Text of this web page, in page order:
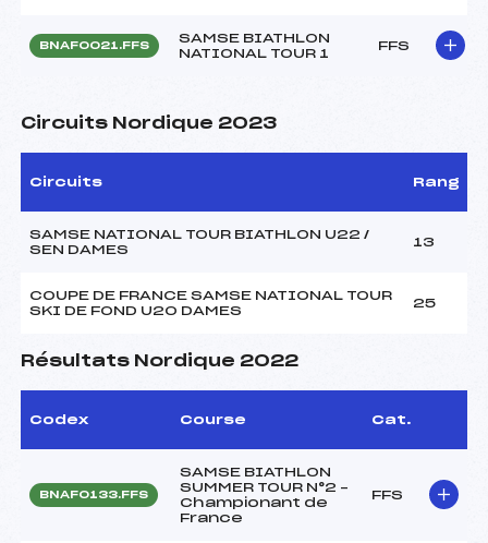
BNAF0021.FFS
SAMSE BIATHLON
NATIONAL TOUR 1
FFS
Circuits Nordique 2023
Circuits Rang
SAMSE NATIONAL TOUR BIATHLON U22 /
SEN DAMES
13
COUPE DE FRANCE SAMSE NATIONAL TOUR
SKI DE FOND U20 DAMES
25
Résultats Nordique 2022
Codex Course Cat.
BNAF0133.FFS
SAMSE BIATHLON
SUMMER TOUR N°2 –
Championant de
France
FFS